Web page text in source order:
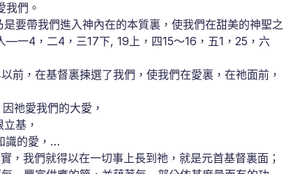
們。
帶我們進入神內在的本質裏，使我們在甜美的神聖之
—一4，二4，三17下, 19上，四15～16，五1，25，六
基督裏揀選了我們，使我們在愛裏，在祂面前，
愛我們的大愛，
基，
的愛，…
們就得以在一切事上長到祂，就是元首基督裏面；